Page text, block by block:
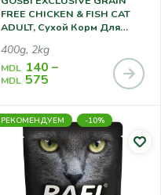
FREE CHICKEN & FISH CAT
ADULT, Сухой Корм Для
400g, 2kg
MDL 140 –
MDL 575
РЕКОМЕНДУЕМ -10%